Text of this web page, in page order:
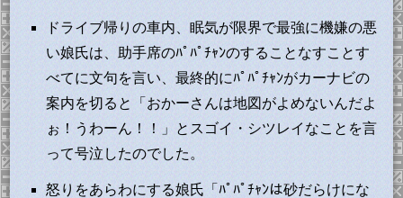
ドライブ帰りの車内、眠気が限界で最強に機嫌の悪
い娘氏は、助手席のﾊﾟﾊﾟﾁｬﾝのすることなすことす
べてに文句を言い、最終的にﾊﾟﾊﾟﾁｬﾝがカーナビの
案内を切ると「おかーさんは地図がよめないんだよ
ぉ！うわーん！！」とスゴイ・シツレイなことを言
って号泣したのでした。
怒りをあらわにする娘氏「ﾊﾟﾊﾟﾁｬﾝは砂だらけにな